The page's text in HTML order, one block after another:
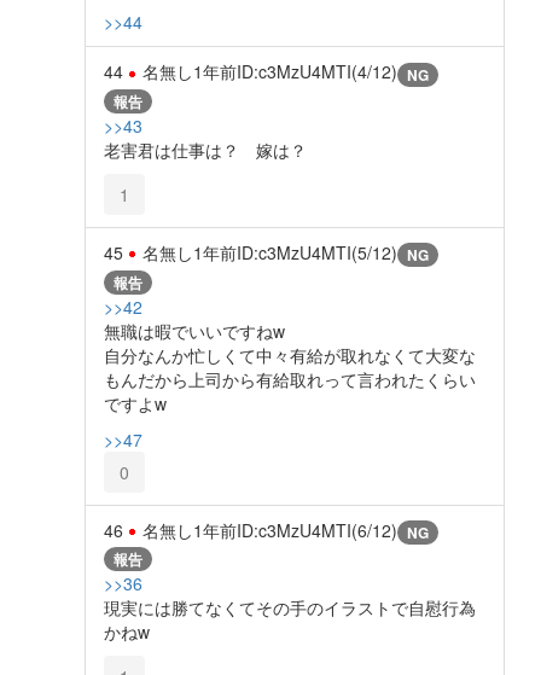
>>44
44 名無し1年前ID:c3MzU4MTI(4/12) NG
報告
>>43
老害君は仕事は？ 嫁は？
1
45 名無し1年前ID:c3MzU4MTI(5/12) NG
報告
>>42
無職は暇でいいですねw
自分なんか忙しくて中々有給が取れなくて大変な
もんだから上司から有給取れって言われたくらい
ですよw
>>47
0
46 名無し1年前ID:c3MzU4MTI(6/12) NG
報告
>>36
現実には勝てなくてその手のイラストで自慰行為
かねw